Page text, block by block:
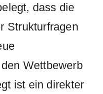
dass die
Strukturfragen
Wettbewerb
ist ein direkter